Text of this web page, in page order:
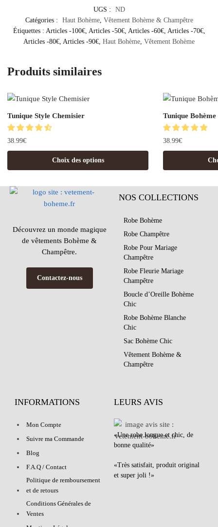
UGS :
ND
Catégories :
Haut Bohème, Vêtement Bohème & Champêtre
Étiquettes : Articles -100€, Articles -50€, Articles -60€, Articles -70€,
Articles -80€, Articles -90€, Haut Bohème, Vêtement Bohème
Produits similaires
Tunique Style Chemisier
38.99€
Choix des options
Tunique
38.99€
Découvrez un monde magique
de vêtements Bohème &
Champêtre.
Contactez-nous
NOS COLLECTIONS
Robe Bohème
Robe Champêtre
Robe Pour Mariage
Champêtre
Robe Fleurie Mariage
Champêtre
Boucle d’Oreille Bohème
Chic
Robe Bohème Blanche
Chic
Sac Bohème Chic
Vêtement Bohème &
Champêtre
INFORMATIONS
Mon Compte
Suivre ma Commande
Blog
F.A.Q / Contact
Politique de remboursement
et de retours
Conditions Générales de
Ventes
LEURS AVIS
«Une robe longue et chic, de
bonne qualité»
«Très satisfait, produit original
et super joli !»